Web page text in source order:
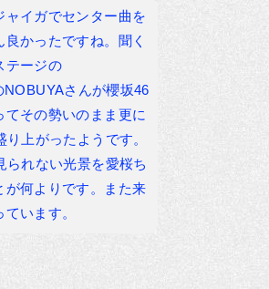
イガでセンター曲を
かったですね。聞く
テージの
さんが櫻坂46
その勢いのまま更に
上がったようです。
られない光景を愛桜ち
が何よりです。また来
ています。